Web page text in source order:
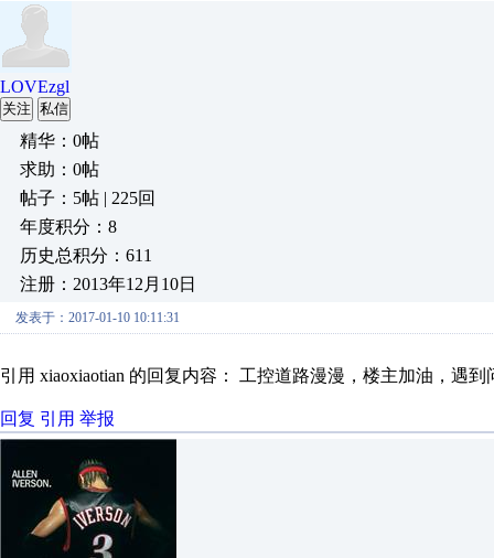
LOVEzgl
关注 私信
精华：0帖
求助：0帖
帖子：5帖 | 225回
年度积分：8
历史总积分：611
注册：2013年12月10日
发表于：2017-01-10 10:11:31
引用 xiaoxiaotian 的回复内容： 工控道路漫漫，楼主加油，遇
回复 引用 举报